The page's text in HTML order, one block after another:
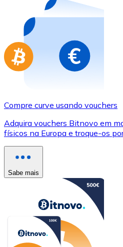
Compre cartões-
Ir para a loja de cartões-
Compre curve usando vouchers
Adquira vouchers Bitnovo em
físicos na Europa e troque-os
Sabe mais